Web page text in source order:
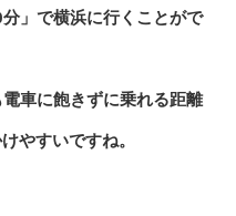
」で横浜に行くことがで
車に飽きずに乗れる距離
やすいですね。